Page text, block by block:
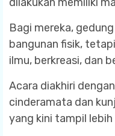
Bagi mereka,
bangunan fisik,
ilmu, berkreasi, dan
Acara diakhiri
cinderamata dan
yang kini tampil